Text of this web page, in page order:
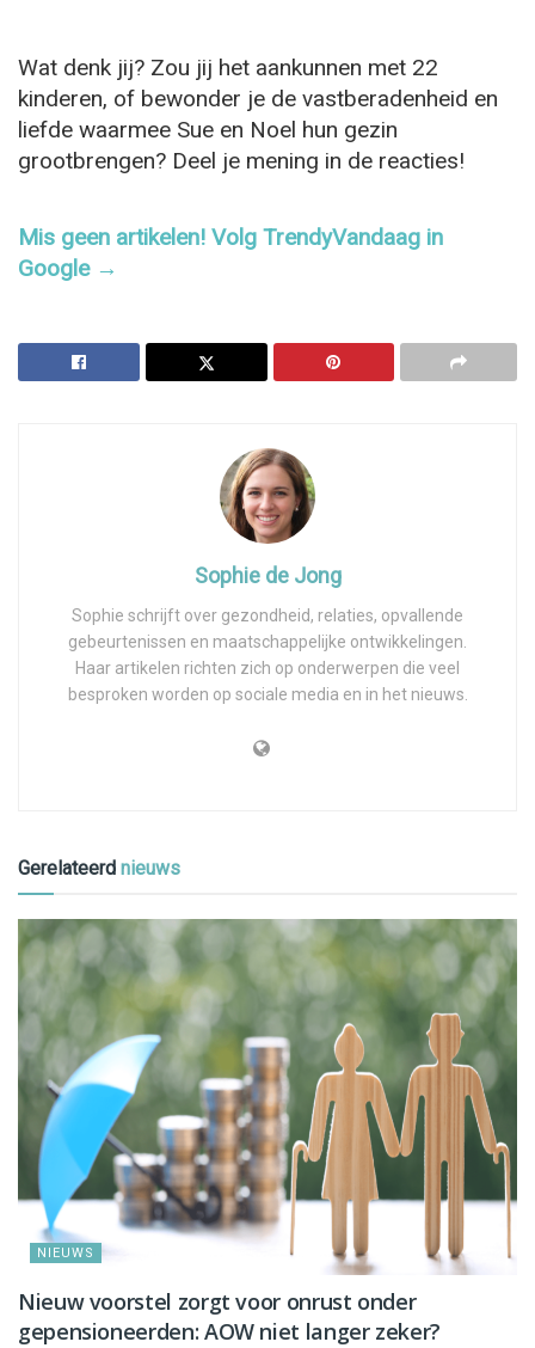
Wat denk jij? Zou jij het aankunnen met 22
kinderen, of bewonder je de vastberadenheid en
liefde waarmee Sue en Noel hun gezin
grootbrengen? Deel je mening in de reacties!
Mis geen artikelen! Volg TrendyVandaag in
Google →
Sophie de Jong
Sophie schrijft over gezondheid, relaties, opvallende
gebeurtenissen en maatschappelijke ontwikkelingen.
Haar artikelen richten zich op onderwerpen die veel
besproken worden op sociale media en in het nieuws.
Gerelateerd nieuws
NIEUWS
Nieuw voorstel zorgt voor onrust onder
gepensioneerden: AOW niet langer zeker?